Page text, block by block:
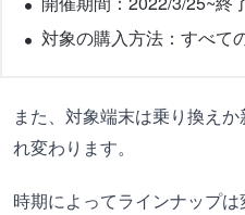
対象の購入方法：すべて
また、対象端末は乗り換え
れ変わります。
時期によってラインナップ